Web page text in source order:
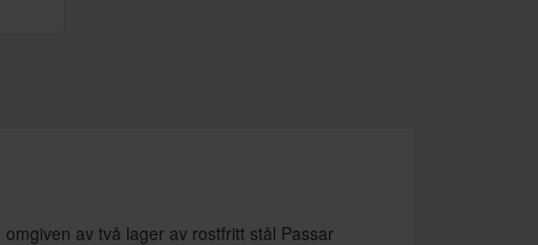
av två lager av rostfritt stål Passar